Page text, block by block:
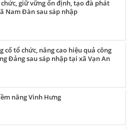
chức, giữ vững ổn định, tạo đà phát
Nam Đàn sau sáp nhập
cố tổ chức, nâng cao hiệu quả công
Đảng sau sáp nhập tại xã Vạn An
năng Vinh Hưng